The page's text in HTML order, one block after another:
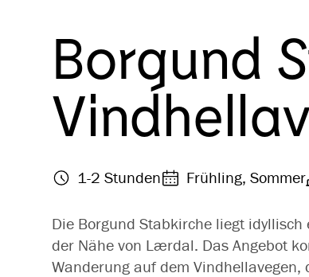
Borgund
1-2 Stunden Frühling, Sommer
Die Borgund Stabkirche liegt
der Nähe von Lærdal. Das Angebot
Wanderung auf dem